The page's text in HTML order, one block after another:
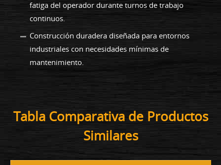
fatiga del operador durante turnos de trabajo
continuos.
Construcción duradera diseñada para entornos
industriales con necesidades mínimas de
mantenimiento.
Tabla Comparativa de Productos
Similares